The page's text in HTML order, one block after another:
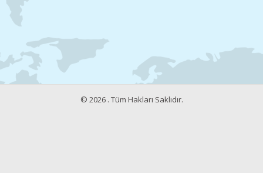
© 2026 . Tüm Hakları Saklıdır.